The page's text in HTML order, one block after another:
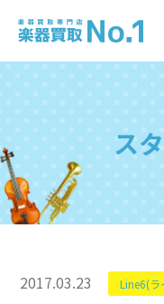
ス
2017.03.23 Line6(ラ